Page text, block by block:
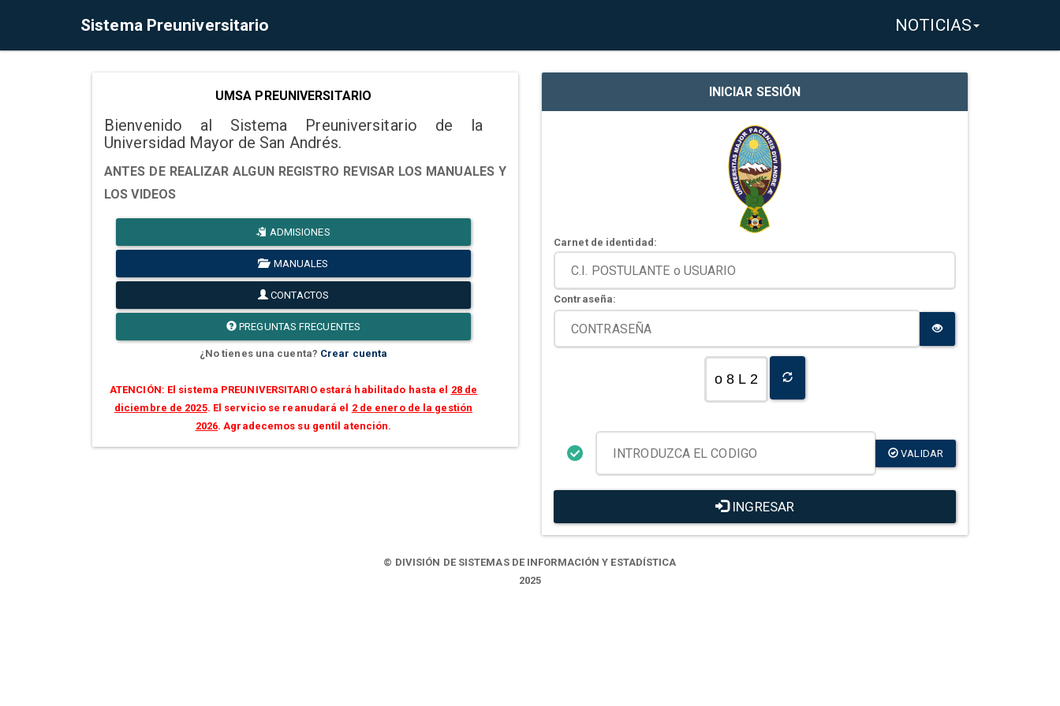
Sistema Preuniversitario NOTICIAS
UMSA PREUNIVERSITARIO
Bienvenido al Sistema Preuniversitario de la
Universidad Mayor de San Andrés.
ANTES DE REALIZAR ALGUN REGISTRO REVISAR LOS MANUALES Y
LOS VIDEOS
ADMISIONES
MANUALES
CONTACTOS
PREGUNTAS FRECUENTES
¿No tienes una cuenta? Crear cuenta
ATENCIÓN: El sistema PREUNIVERSITARIO estará habilitado hasta el 28 de
diciembre de 2025. El servicio se reanudará el 2 de enero de la gestión
2026. Agradecemos su gentil atención.
INICIAR SESIÓN
Carnet de identidad:
Contraseña:
o 8 L 2
VALIDAR
INGRESAR
© DIVISIÓN DE SISTEMAS DE INFORMACIÓN Y ESTADÍSTICA
2025